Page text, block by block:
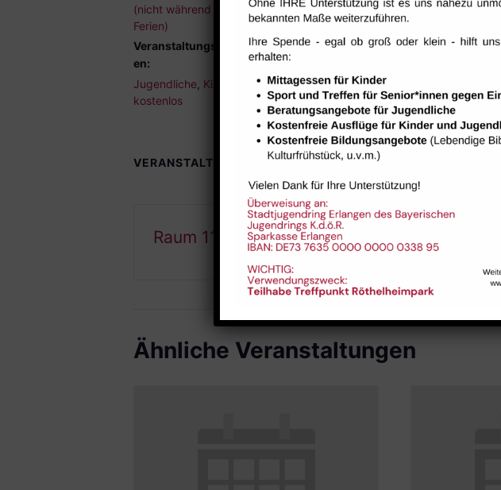
(nicht während der
Ferien)
Veranstaltungskategori
en:
Jugendliche Kinder
kostenlos
VERANSTALTUNGSORTE
Raum 112
Ähnliche Veranstaltungen